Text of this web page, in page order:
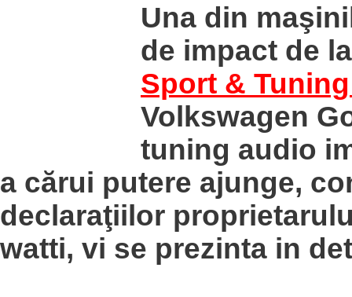
Una din
de impact de
Sport &
Volkswagen
tuning audio
a cărui putere ajunge,
declaraţiilor
watti, vi se prezinta in